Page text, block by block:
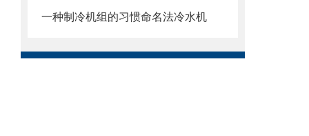
一种制冷机组的习惯命名法冷水机